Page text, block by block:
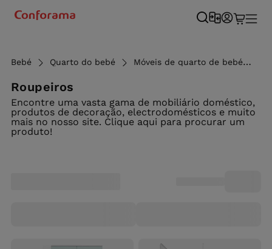
Bebé Quarto do bebé Móveis de quarto de bebé
Roupeiros
Encontre uma vasta gama de mobiliário doméstico,
produtos de decoração, electrodomésticos e muito
mais no nosso site. Clique aqui para procurar um
produto!